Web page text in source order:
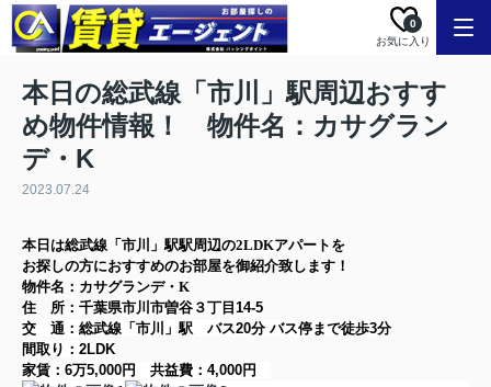
お気に入り
0
本日の総武線「市川」駅周辺おすす
め物件情報！ 物件名：カサグラン
デ・K
2023.07.24
本日は総武線「市川」駅駅周辺の2LDKアパート を
お探しの方におすすめのお部屋を御紹介致します！
物件名：カサグランデ・K
住 所： 千葉県市川市曽谷３丁目14-5
交 通：総武線「市川」駅 バス20分 バス停まで徒歩3分
間取り： 2LDK
家賃： 6万5,000円 共益費： 4,000円